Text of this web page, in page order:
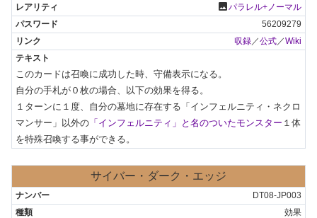
photoパラレル+ノーマル
56209279
収録／公式／Wiki
このカードは召喚に成功した時、守備表示になる。
自分の手札が０枚の場合、以下の効果を得る。
１ターンに１度、自分の墓地に存在する「インフェルニティ・ネクロ
マンサー」以外の 「インフェルニティ」と名のついたモンスター １体
を特殊召喚する事ができる。
サイバー・ダーク・エッジ
DT08-JP003
効果